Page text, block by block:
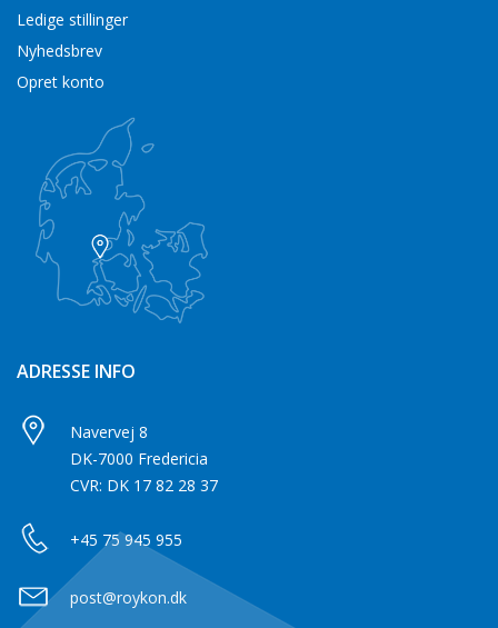
Ledige stillinger
Nyhedsbrev
Opret konto
ADRESSE INFO
Navervej 8
DK-7000 Fredericia
CVR: DK 17 82 28 37
+45 75 945 955
post@roykon.dk